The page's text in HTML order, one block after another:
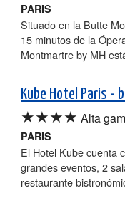
PARIS
Situado en la Butte
15 minutos de la
Montmartre by MH
Kube Hotel Paris -
★★★★ Alta
PARIS
El Hotel Kube cuenta
grandes eventos, 2
restaurante